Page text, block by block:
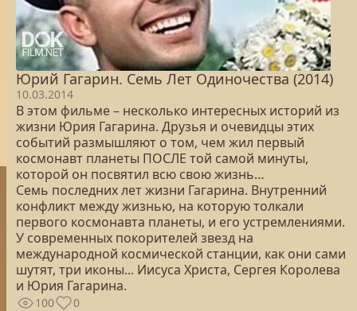
Юрий Гагарин. Семь Лет Одиночества (2014)
10.03.2014
В этом фильме – несколько интересных историй из
жизни Юрия Гагарина. Друзья и очевидцы этих
событий размышляют о том, чем жил первый
космонавт планеты ПОСЛЕ той самой минуты,
которой он посвятил всю свою жизнь…
Семь последних лет жизни Гагарина. Внутренний
конфликт между жизнью, на которую толкали
первого космонавта планеты, и его устремлениями.
У современных покорителей звезд на
международной космической станции, как они сами
шутят, три иконы... Иисуса Христа, Сергея Королева
и Юрия Гагарина.
100 0